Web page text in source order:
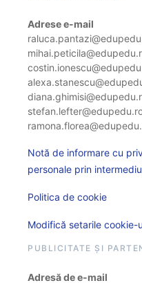
Adrese e-mail
Notă de informare cu
personale prin
Politica de cookie
Modifică setarile cookie-
PUBLICITATE ȘI
Adresă de e-mail